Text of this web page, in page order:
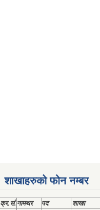
शाखाहरुको फोन नम्बर
क्र.सं.नामथर पद शाखा